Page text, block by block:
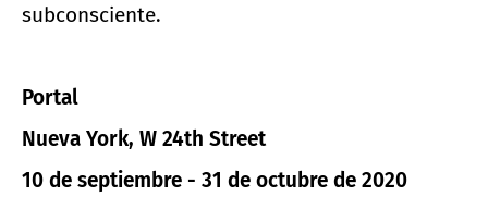
subconsciente.
Portal
Nueva York, W 24th Street
10 de septiembre - 31 de octubre de 2020